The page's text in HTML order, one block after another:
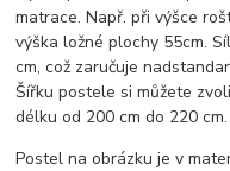
matrace. Např. při výšce
výška ložné plochy 55cm.
cm, což zaručuje
Šířku postele si můžete
délku od 200 cm do 220 cm.
Postel na obrázku je v